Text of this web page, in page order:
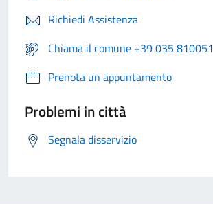
Richiedi Assistenza
Chiama il comune +39 035 810051
Prenota un appuntamento
Problemi in città
Segnala disservizio